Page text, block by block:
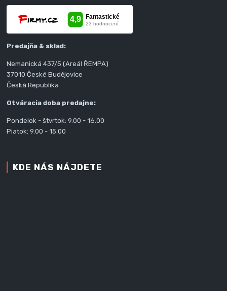
Predajňa & sklad:
Nemanická 437/5 (Areál ŘEMPA)
37010 České Budějovice
Česká Republika
Otváracia doba predajne:
Pondelok - štvrtok: 9.00 - 16.00
Piatok: 9.00 - 15.00
KDE NÁS NÁJDETE